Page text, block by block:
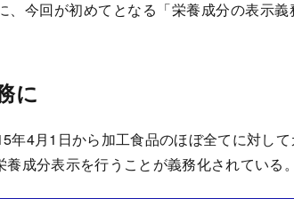
、今回が初めてとなる「栄養成分の表示
に
4月1日から加工食品のほぼ全てに対して
成分表示を行うことが義務化されている。